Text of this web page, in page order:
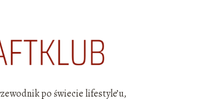
po świecie lifestyle’u,